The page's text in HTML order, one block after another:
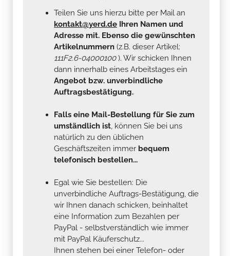
Teilen Sie uns hierzu bitte per Mail an
kontakt@yerd.de Ihren Namen und
Adresse mit. Ebenso die gewünschten
Artikelnummern (z.B. dieser Artikel:
111F2.6-04000100). Wir schicken Ihnen
dann innerhalb eines Arbeitstages ein
Angebot bzw. unverbindliche
Auftragsbestätigung.
Falls eine Mail-Bestellung für Sie zum
umständlich ist, können Sie bei uns
natürlich zu den üblichen
Geschäftszeiten immer bequem
telefonisch bestellen...
Egal wie Sie bestellen: Die
unverbindliche Auftrags-Bestätigung, die
wir Ihnen danach schicken, beinhaltet
eine Information zum Bezahlen per
PayPal - selbstverständlich wie immer
mit PayPal Käuferschutz...
Ihnen stehen bei einer Telefon- oder